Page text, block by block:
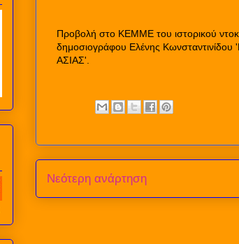
Προβολή στο ΚΕΜΜΕ του ιστορικού
δημοσιογράφου Ελένης
ΑΣΙΑΣ'.
Νεότερη ανάρτηση